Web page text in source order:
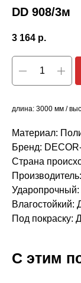
DD 908/3м
3 164 р.
длина: 3000 мм /
Материал:
Бренд:
Страна
Влагостойкий:
Под покраску:
С этим